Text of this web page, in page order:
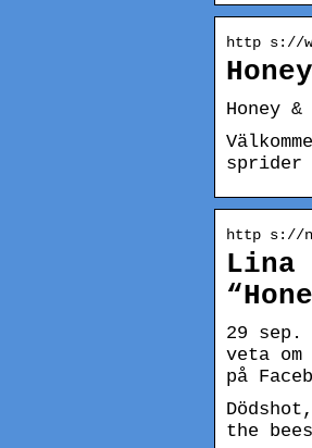
http s://
Honey
sprider
http s://
Lina
29
veta
på
the